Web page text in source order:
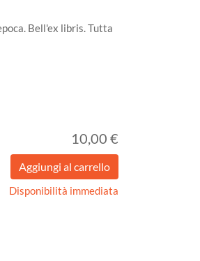
Bell'ex libris. Tutta
10,00 €
Disponibilità immediata